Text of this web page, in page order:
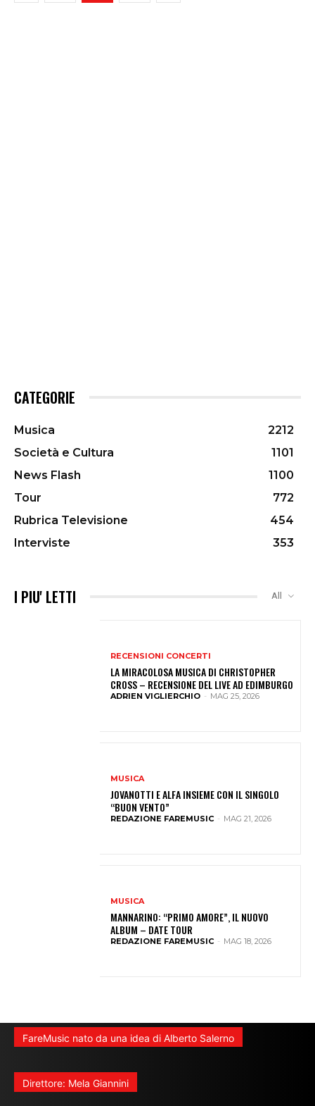
CATEGORIE
Musica
2212
Società e Cultura
1101
News Flash
1100
Tour
772
Rubrica Televisione
454
Interviste
353
I PIU' LETTI All
RECENSIONI CONCERTI
LA MIRACOLOSA MUSICA DI CHRISTOPHER
CROSS – RECENSIONE DEL LIVE AD EDIMBURGO
ADRIEN VIGLIERCHIO - MAG 25, 2026
MUSICA
JOVANOTTI E ALFA INSIEME CON IL SINGOLO
“BUON VENTO”
REDAZIONE FAREMUSIC - MAG 21, 2026
MUSICA
MANNARINO: “PRIMO AMORE”, IL NUOVO
ALBUM – DATE TOUR
REDAZIONE FAREMUSIC - MAG 18, 2026
FareMusic nato da una idea di Alberto Salerno
Direttore: Mela Giannini